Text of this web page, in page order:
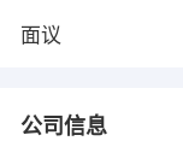
面议
公司信息